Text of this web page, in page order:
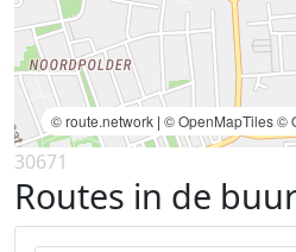
© route.network | © OpenMapTiles©
30671
Routes in de